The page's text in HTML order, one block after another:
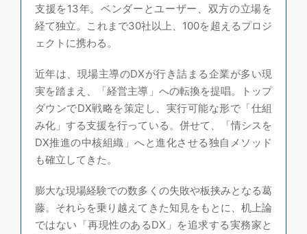
支援を13年。ベンダーとユーザー、双方の立場を
経て独立。これまで30社以上、100を超えるプロジ
ェクトに携わる。
近年は、現場主導のDXが行き詰まる企業が多い現
実を踏まえ、「経営主導」への転換を提唱。トップ
ダウンでDX戦略を策定し、実行可能な形で「仕組
み化」する支援を行っている。併せて、「情シスを
DX推進の中核組織」へと進化させる独自メソッド
も確立してきた。
膨大な現場経験での数多くの失敗や板挟みとなる葛
藤。それらを乗り越えてきた知見をもとに、机上論
ではない「再現性のあるDX」を追求する実務家と